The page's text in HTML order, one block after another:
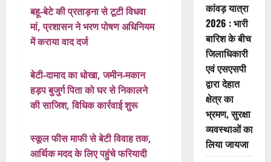
बहू-बेटे की प्रताड़ना से टूटी विधवा
मां, प्रशासन ने भरण पोषण अधिनियम
में कराया वाद दर्ज
बेटी-दामाद का धोखा, जमीन-मकान
हड़प बुजुर्ग पिता को घर से निकालने
की साजिश, विधिक कार्रवाई शुरू
स्कूल फीस माफी से बेटी विवाह तक,
आर्थिक मदद के लिए पहुंचे फरियादी
कांवड़ यात्रा
2026 : भारी
बारिश के बीच
जिलाधिकारी
एवं एसएसपी
द्वारा देहात
क्षेत्र का
भ्रमण, सुरक्षा
व्यवस्थाओं का
लिया जायजा